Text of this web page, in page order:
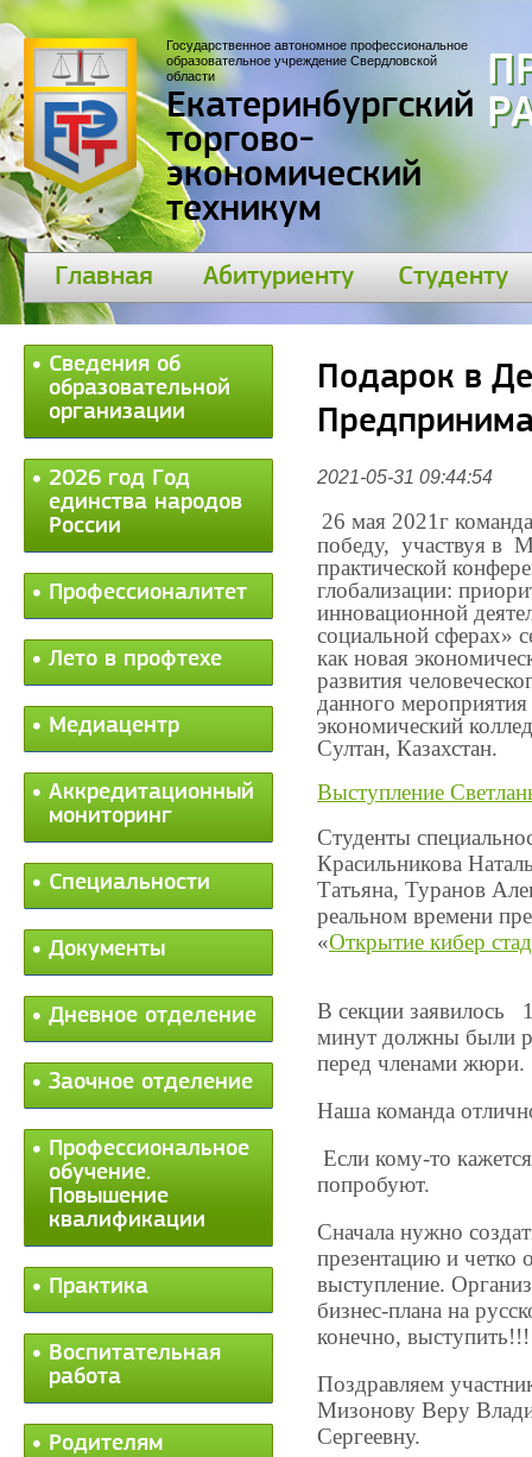
Государственное автономное профессиональное
образовательное учреждение Свердловской
области
Екатеринбургский
торгово-
экономический
техникум
Главная Абитуриенту Студенту
Сведения об
образовательной
организации
2026 год Год
единства народов
России
Профессионалитет
Лето в профтехе
Медиацентр
Аккредитационный
мониторинг
Специальности
Документы
Дневное отделение
Заочное отделение
Профессиональное
обучение.
Повышение
квалификации
Практика
Воспитательная
работа
Родителям
Подарок в
2021-05-31 09:44:54
26 мая 2021г
победу, участвуя в
практической
глобализации:
инновационной
социальной сферах»
как новая
развития
данного мероприятия
экономический
Султан, Казахстан.
Выступление
Студенты
Красильникова
Татьяна, Туранов
реальном времени
«Открытие кибер
В секции заявилось
минут должны были
перед членами жюри.
Наша команда
Если кому-то
попробуют.
Сначала нужно
презентацию и четко
выступление.
бизнес-плана на
конечно, выступить!!!
Поздравляем
Мизонову Веру
Сергеевну.